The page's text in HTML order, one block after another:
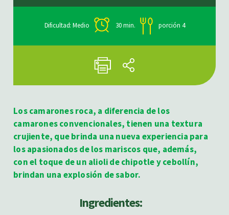
Dificultad: Medio 30 min. porción 4
Los camarones roca, a diferencia de los
camarones convencionales, tienen una textura
crujiente, que brinda una nueva experiencia para
los apasionados de los mariscos que, además,
con el toque de un alioli de chipotle y cebollín,
brindan una explosión de sabor.
Ingredientes: